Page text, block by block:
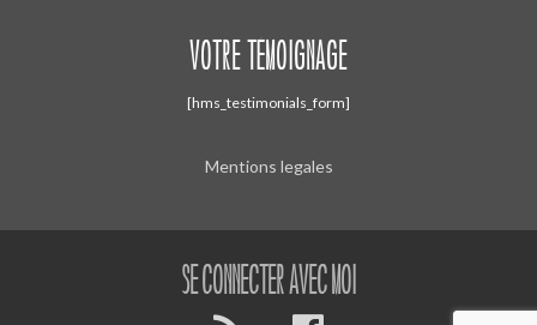
VOTRE TÉMOIGNAGE
[hms_testimonials_form]
Mentions legales
se connecter avec moi